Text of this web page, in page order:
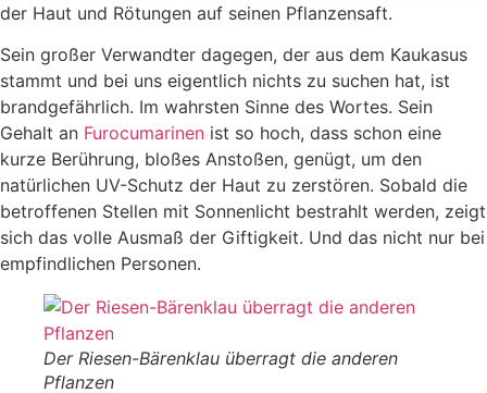
der Haut und Rötungen auf seinen Pflanzensaft.
Sein großer Verwandter dagegen, der aus dem Kaukasus
stammt und bei uns eigentlich nichts zu suchen hat, ist
brandgefährlich. Im wahrsten Sinne des Wortes. Sein
Gehalt an Furocumarinen ist so hoch, dass schon eine
kurze Berührung, bloßes Anstoßen, genügt, um den
natürlichen UV-Schutz der Haut zu zerstören. Sobald die
betroffenen Stellen mit Sonnenlicht bestrahlt werden, zeigt
sich das volle Ausmaß der Giftigkeit. Und das nicht nur bei
empfindlichen Personen.
Der Riesen-Bärenklau überragt die anderen
Pflanzen